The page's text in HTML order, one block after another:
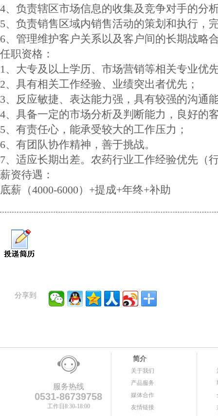
4、负责辖区市场信息的收集及竞争对手的分
5、负责销售区域内销售活动的策划和执行，
6、管理维护客户关系以及客户间的长期战略
任职资格：
1、大专及以上学历、市场营销等相关专业优
2、具有相关工作经验、业绩突出者优先；
3、反应敏捷、表达能力强，具有较强的沟通
4、具备一定的市场分析及判断能力，良好的
5、有责任心，能承受较大的工作压力；
6、有团队协作精神，善于挑战。
7、适应长期出差。农药行业工作经验优先（
薪资待遇：
底薪（4000-6000）+提成+年终+补助
分享到
服务热线
0531-86739758
工作日8:30-18:00
简介
关于我们
产品服务
媒体合作
友情链接